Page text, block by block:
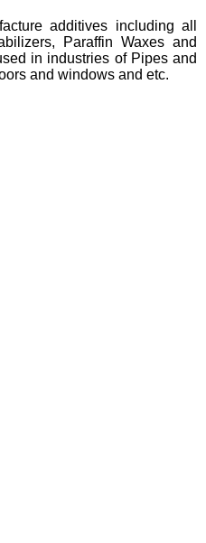
additives including all
Paraffin Waxes and
in industries of Pipes and
and windows and etc.